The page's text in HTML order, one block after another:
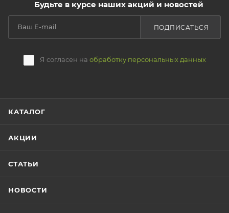
Будьте в курсе наших акций и новостей
Я согласен на обработку персональных данных
ПОДПИСАТЬСЯ
КАТАЛОГ
АКЦИИ
СТАТЬИ
НОВОСТИ